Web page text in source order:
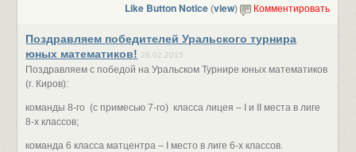
Like Button Notice (view) Комментировать
Поздравляем победителей Уральского турнира
юных математиков! 28.02.2015
Поздравляем с победой на Уральском Турнире юных математиков
(г. Киров):
команды 8-го (с примесью 7-го) класса лицея– I и II места в лиге
8-х классов;
команда 6 класса матцентра– I место в лиге 6-х классов.